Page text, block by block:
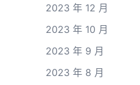
2023 年 12 月
2023 年 10 月
2023 年 9 月
2023 年 8 月